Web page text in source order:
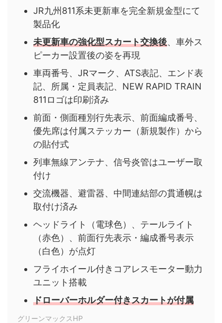
JR九州811系未更新車を完全新規金型にて
製品化
未更新車の強化型スカート交換後、車外ス
ピーカー設置後の姿を再現
車両番号、JRマーク、ATS表記、エンド表
記、所属・定員表記、NEW RAPID TRAIN
811ロゴは印刷済み
前面・側面種別行先表示、前面編成番号、
優先席は付属ステッカー（新規製作）から
の貼付式
列車無線アンテナ、信号炎管はユーザー取
付け
交流機器、避雷器、中間連結部の貫通幌は
取付け済み
ヘッドライト（電球色）、テールライト
（赤色）、前面行先表示・編成番号表示
（白色）が点灯
フライホイール付きコアレスモーター動力
ユニット搭載
ドローバーホルダー付きスカートが付属
グリーンマックスHP